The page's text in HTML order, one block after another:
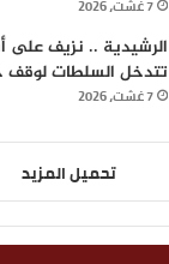
7 غشت، 2026
الرشيدية .. نزيف
تتدخل السلطات لوقف
7 غشت، 2026
تحميل المزيد